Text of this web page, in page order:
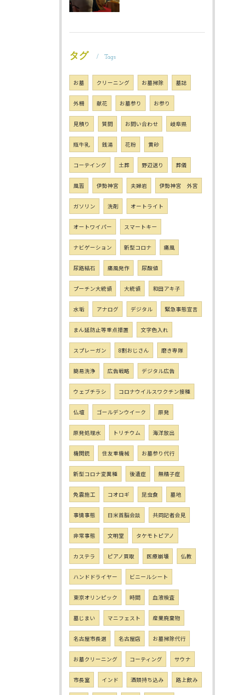
タグ Tags
お墓 クリーニング お墓掃除 墓誌
外柵 献花 お墓参り お参り
見積り 質問 お問い合わせ 岐阜県
瓶牛乳 銭湯 花粉 黄砂
コーテイング 土葬 野辺送り 葬儀
風習 伊勢神宮 夫婦岩 伊勢神宮 外宮
ガソリン 洗剤 オートライト
オートワイパー スマートキー
ナビゲーション 新型コロナ 痛風
尿路結石 痛風発作 尿酸値
プーチン大統領 大統領 和田アキ子
水垢 アナログ デジタル 緊急事態宣言
まん延防止等重点措置 文字色入れ
スプレーガン 8割おじさん 磨き専隊
簡易洗浄 広告戦略 デジタル広告
ウェブチラシ コロナウイルスワクチン接種
仏壇 ゴールデンウイーク 原発
原発処理水 トリチウム 海洋放出
機関銃 住友重機械 お墓参り代行
新型コロナ変異種 後遺症 無精子症
免震施工 コオロギ 昆虫食 墓地
事情事態 日米首脳会談 共同記者会見
非常事態 文明堂 タケモトピアノ
カステラ ピアノ買取 医療崩壊 仏教
ハンドドライヤー ビニールシート
東京オリンピック 時間 血液検査
墓じまい マニフェスト 産業廃棄物
名古屋市長選 名古屋店 お墓掃除代行
お墓クリーニング コーティング サウナ
市長室 インド 酒類持ち込み 路上飲み